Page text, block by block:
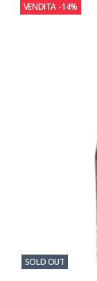
VENDITA -14%
SOLD OUT